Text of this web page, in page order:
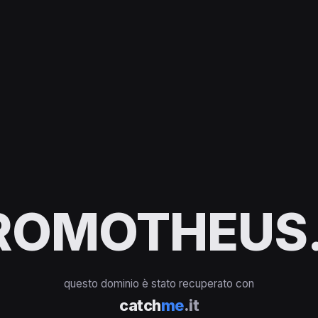
questo dominio è stato recuperato con
catchme.it